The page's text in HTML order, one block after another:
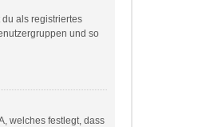
als registriertes
und so
welches festlegt, dass